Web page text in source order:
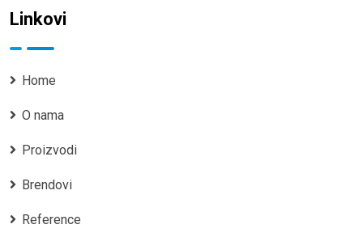
Linkovi
Home
O nama
Proizvodi
Brendovi
Reference